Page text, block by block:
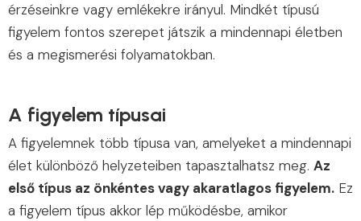
érzéseinkre vagy emlékekre irányul. Mindkét típusú
figyelem fontos szerepet játszik a mindennapi életben
és a megismerési folyamatokban.
A figyelem típusai
A figyelemnek több típusa van, amelyeket a mindennapi
élet különböző helyzeteiben tapasztalhatsz meg. Az
első típus az önkéntes vagy akaratlagos figyelem. Ez
a figyelem típus akkor lép működésbe, amikor